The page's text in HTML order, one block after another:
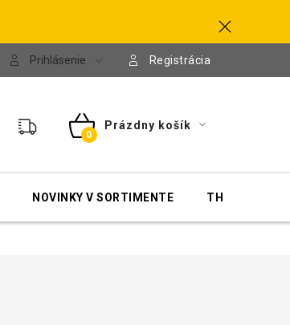
Prihlásenie Registrácia
NÁKUPNÝ
Prázdny košík
NOVINKY V SORTIMENTE THE FINISHER